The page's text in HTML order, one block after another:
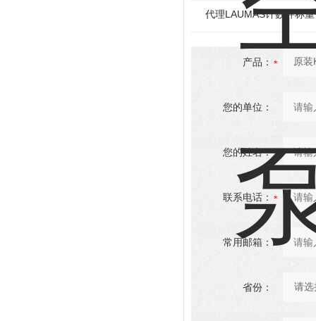
代理LAUMAS计数秤称
产品：
您的单位：
您的姓名：
联系电话：
常用邮箱：
省份：